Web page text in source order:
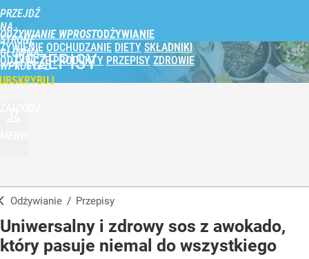
PRZEJDŹ
NA
STRONĘ
GŁÓWNĄ
WPROST.PL
ODŻYWIANIE WPROST
ŻYWIENIE ODCHUDZANIE DIETY SKŁADNIKI
ODŻYWCZE PRODUKTY PRZEPISY ZDROWIE
PRZEPISY
Odżywianie / Przepisy
Uniwersalny i zdrowy sos z awokado,
który pasuje niemal do wszystkiego